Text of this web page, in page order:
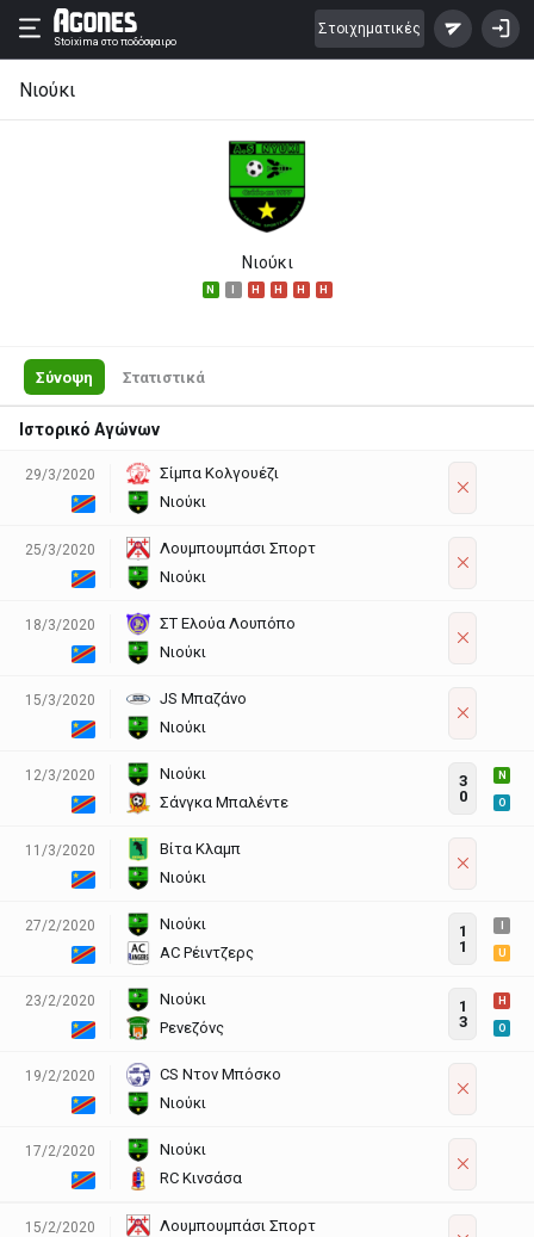
Stoixima στο ποδόσφαιρο
Στοιχηματικές
Νιούκι
Νιούκι
N H H H H
Σύνοψη Στατιστικά
Ιστορικό Αγώνων
29/3/2020
Σίμπα Κολγουέζι
Νιούκι
25/3/2020
Λουμπουμπάσι Σπορτ
Νιούκι
18/3/2020
ΣΤ Ελούα Λουπόπο
Νιούκι
15/3/2020
JS Μπαζάνο
Νιούκι
12/3/2020
Νιούκι
Σάνγκα Μπαλέντε
3
0
N
O
11/3/2020
Βίτα Κλαμπ
Νιούκι
27/2/2020
Νιούκι
AC Ρέιντζερς
1
1
U
23/2/2020
Νιούκι
Ρενεζόνς
1
3
H
O
19/2/2020
CS Ντον Μπόσκο
Νιούκι
17/2/2020
Νιούκι
RC Κινσάσα
15/2/2020
Λουμπουμπάσι Σπορτ